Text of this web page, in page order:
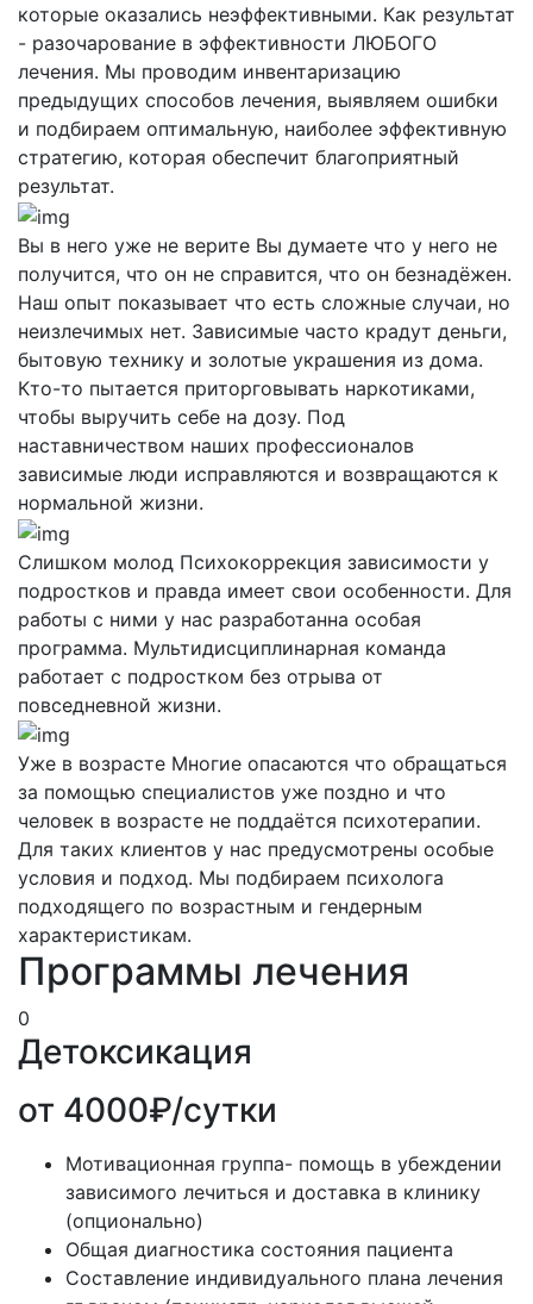
которые оказались неэффективными. Как результат
- разочарование в эффективности ЛЮБОГО
лечения. Мы проводим инвентаризацию
предыдущих способов лечения, выявляем ошибки
и подбираем оптимальную, наиболее эффективную
стратегию, которая обеспечит благоприятный
результат.
Вы в него уже не верите Вы думаете что у него не
получится, что он не справится, что он безнадёжен.
Наш опыт показывает что есть сложные случаи, но
неизлечимых нет. Зависимые часто крадут деньги,
бытовую технику и золотые украшения из дома.
Кто-то пытается приторговывать наркотиками,
чтобы выручить себе на дозу. Под
наставничеством наших профессионалов
зависимые люди исправляются и возвращаются к
нормальной жизни.
Слишком молод Психокоррекция зависимости у
подростков и правда имеет свои особенности. Для
работы с ними у нас разработанна особая
программа. Мультидисциплинарная команда
работает с подростком без отрыва от
повседневной жизни.
Уже в возрасте Многие опасаются что обращаться
за помощью специалистов уже поздно и что
человек в возрасте не поддаётся психотерапии.
Для таких клиентов у нас предусмотрены особые
условия и подход. Мы подбираем психолога
подходящего по возрастным и гендерным
характеристикам.
Программы лечения
0
Детоксикация
от 4000₽/сутки
Мотивационная группа- помощь в убеждении
зависимого лечиться и доставка в клинику
(опционально)
Общая диагностика состояния пациента
Составление индивидуального плана лечения